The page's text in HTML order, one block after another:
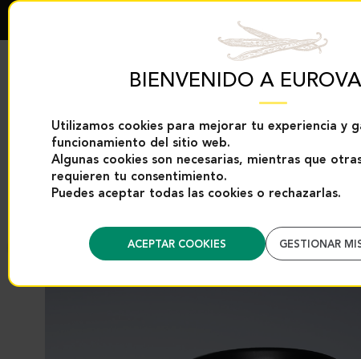
BIENVENIDO A
Utilizamos cookies para mejorar tu experiencia y
funcionamiento del sitio web.
Algunas cookies son necesarias, mientras que
requieren tu consentimiento.
Puedes aceptar todas las cookies o rechazarlas.
ACEPTAR COOKIES GESTIONAR
EXCLUSIVIDADES
EUROVANILLE
VAINILLA
Polvo